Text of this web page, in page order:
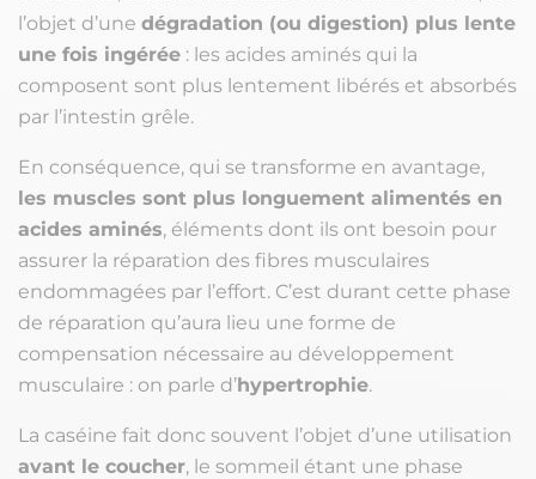
l’objet d’une dégradation (ou digestion) plus lente
une fois ingérée : les acides aminés qui la
composent sont plus lentement libérés et absorbés
par l’intestin grêle.
En conséquence, qui se transforme en avantage,
les muscles sont plus longuement alimentés en
acides aminés, éléments dont ils ont besoin pour
assurer la réparation des fibres musculaires
endommagées par l’effort. C’est durant cette phase
de réparation qu’aura lieu une forme de
compensation nécessaire au développement
musculaire : on parle d’hypertrophie.
La caséine fait donc souvent l’objet d’une utilisation
avant le coucher, le sommeil étant une phase